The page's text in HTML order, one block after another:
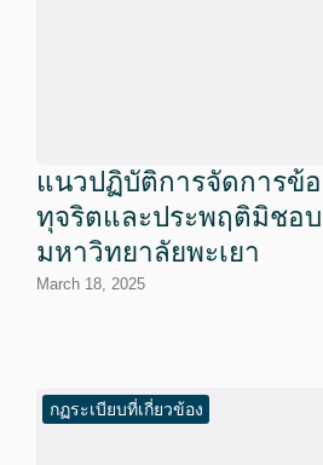
แนวปฏิบัติการจัดการข้อ
ทุจริตและประพฤติมิชอบ
มหาวิทยาลัยพะเยา
March 18, 2025
กฏระเบียบที่เกี่ยวข้อง